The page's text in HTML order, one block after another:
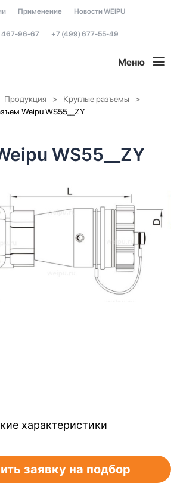
Применение Новости WEIPU
467-96-67 +7 (499) 677-55-49
Меню
Продукция
Круглые разъемы
Weipu WS55__ZY
WS55__ZY
характеристики
заявку на подбор